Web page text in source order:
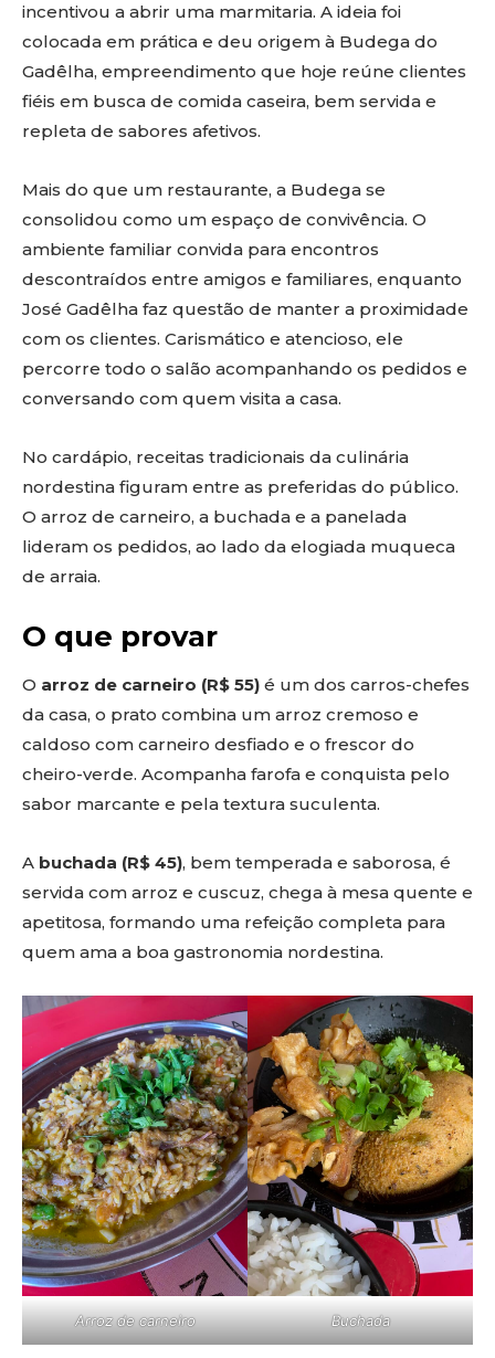
incentivou a abrir uma marmitaria. A ideia foi
colocada em prática e deu origem à Budega do
Gadêlha, empreendimento que hoje reúne clientes
fiéis em busca de comida caseira, bem servida e
repleta de sabores afetivos.
Mais do que um restaurante, a Budega se
consolidou como um espaço de convivência. O
ambiente familiar convida para encontros
descontraídos entre amigos e familiares, enquanto
José Gadêlha faz questão de manter a proximidade
com os clientes. Carismático e atencioso, ele
percorre todo o salão acompanhando os pedidos e
conversando com quem visita a casa.
No cardápio, receitas tradicionais da culinária
nordestina figuram entre as preferidas do público.
O arroz de carneiro, a buchada e a panelada
lideram os pedidos, ao lado da elogiada muqueca
de arraia.
O que provar
O arroz de carneiro (R$ 55) é um dos carros-chefes
da casa, o prato combina um arroz cremoso e
caldoso com carneiro desfiado e o frescor do
cheiro-verde. Acompanha farofa e conquista pelo
sabor marcante e pela textura suculenta.
A buchada (R$ 45), bem temperada e saborosa, é
servida com arroz e cuscuz, chega à mesa quente e
apetitosa, formando uma refeição completa para
quem ama a boa gastronomia nordestina.
Arroz de carneiro Buchada